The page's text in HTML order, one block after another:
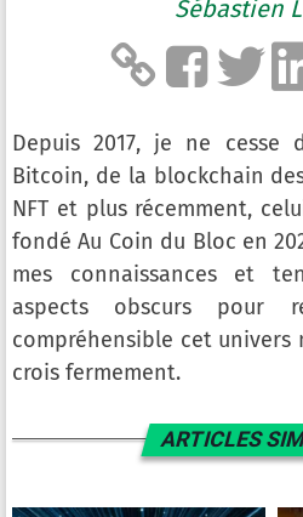
Sébastien
Depuis 2017, je ne cesse
Bitcoin, de la blockchain
NFT et plus récemment,
fondé Au Coin du Bloc en
mes connaissances et
aspects obscurs pour
compréhensible cet univers
crois fermement.
ARTICLES